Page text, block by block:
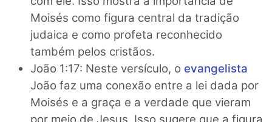
Moisés como figura central da tradição
judaica e como profeta reconhecido
também pelos cristãos.
João 1:17: Neste versículo, o evangelista
João faz uma conexão entre a lei dada por
Moisés e a graça e a verdade que vieram